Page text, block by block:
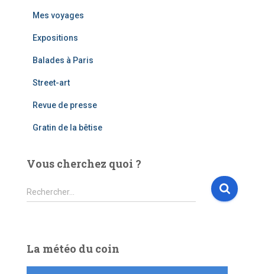
Mes voyages
Expositions
Balades à Paris
Street-art
Revue de presse
Gratin de la bêtise
Vous cherchez quoi ?
R
e
r
c
Rechercher…
La météo du coin